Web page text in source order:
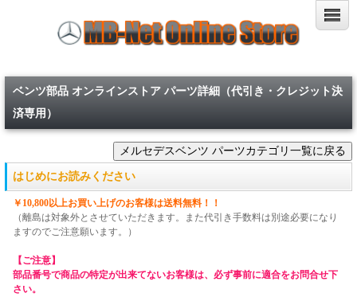
ベンツ部品 オンラインストア パーツ詳細（代引き・クレジット決
済専用）
はじめにお読みください
￥10,800以上お買い上げのお客様は送料無料！！
（離島は対象外とさせていただきます。また代引き手数料は別途必要になり
ますのでご注意願います。）
【ご注意】
部品番号で商品の特定が出来てないお客様は、必ず事前に適合をお問合せ下
さい。